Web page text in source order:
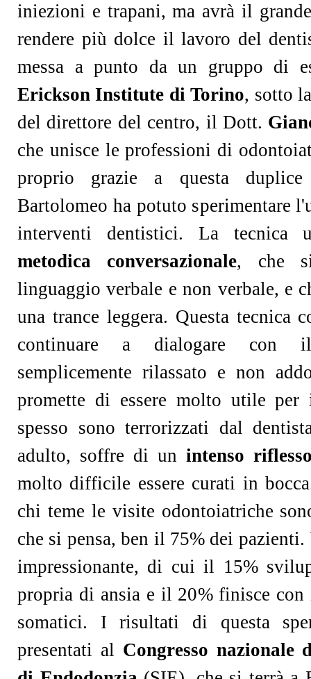
iniezioni e trapani, ma avrà il
rendere più dolce il lavoro del
messa a punto da un gruppo di
Erickson Institute di Torino, sotto
del direttore del centro, il Dott.
che unisce le professioni di
proprio grazie a questa duplice
Bartolomeo ha potuto sperimentare
interventi dentistici. La tecnica
metodica conversazionale, che
linguaggio verbale e non verbale, e
una trance leggera. Questa tecnica
continuare a dialogare con il
semplicemente rilassato e non
promette di essere molto utile
spesso sono terrorizzati dal
adulto, soffre di un intenso
molto difficile essere curati in
chi teme le visite odontoiatriche
che si pensa, ben il 75% dei
impressionante, di cui il 15%
propria di ansia e il 20% finisce
somatici. I risultati di questa
presentati al Congresso nazionale